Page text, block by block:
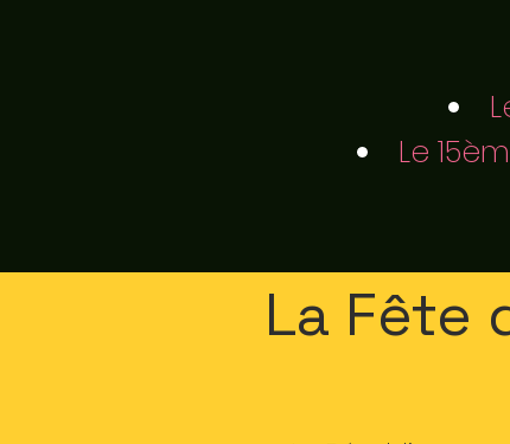
Le
La Fête